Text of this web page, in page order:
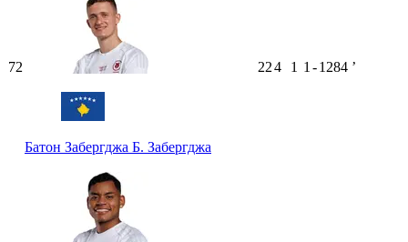
72
Батон Забергджа Б. Забергджа
224 1 1 -1284 ʼ